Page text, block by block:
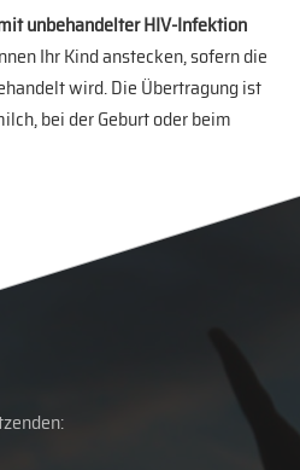
unbehandelter HIV-Infektion
Ihr Kind anstecken, sofern die
wird. Die Übertragung ist
bei der Geburt oder beim